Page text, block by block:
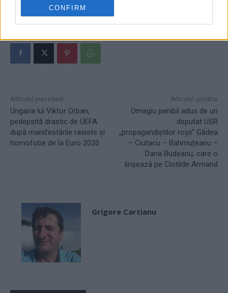
CONFIRM
4 finale fotbal
Articolul precedent
Ungaria lui Viktor Orban,
pedepsită drastic de UEFA
după manifestările rasiste și
homofobe de la Euro 2020
Articolul următor
Omagiu penibil adus de un
deputat USR
„propagandiștilor roșii” Gâdea
– Ciutacu – Bahmuțeanu –
Dana Budeanu, care o
linșează pe Clotilde Armand
Grigore Cartianu